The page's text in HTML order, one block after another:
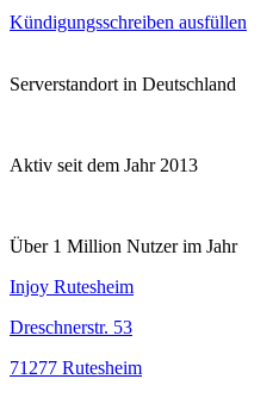
Kündigungsschreiben ausfüllen
Serverstandort in Deutschland
Aktiv seit dem Jahr 2013
Über 1 Million Nutzer im Jahr
Injoy Rutesheim
Dreschnerstr. 53
71277 Rutesheim